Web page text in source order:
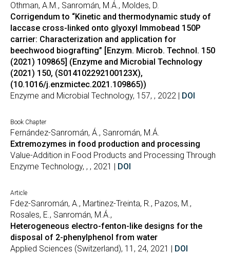
Othman, A.M., Sanromán, M.Á., Moldes, D.
Corrigendum to “Kinetic and thermodynamic study of
laccase cross-linked onto glyoxyl Immobead 150P
carrier: Characterization and application for
beechwood biografting” [Enzym. Microb. Technol. 150
(2021) 109865] (Enzyme and Microbial Technology
(2021) 150, (S014102292100123X),
(10.1016/j.enzmictec.2021.109865))
Enzyme and Microbial Technology, 157, , 2022 | DOI
Book Chapter
Fernández-Sanromán, Á., Sanromán, M.Á.
Extremozymes in food production and processing
Value-Addition in Food Products and Processing Through
Enzyme Technology, , , 2021 | DOI
Article
Fdez-Sanromán, A., Martinez-Treinta, R., Pazos, M.,
Rosales, E., Sanromán, M.Á.,
Heterogeneous electro-fenton-like designs for the
disposal of 2-phenylphenol from water
Applied Sciences (Switzerland), 11, 24, 2021 | DOI